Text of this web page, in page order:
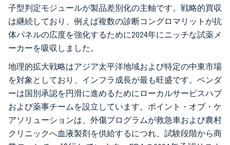
子型判定モジュールが製品差別化の主軸です。戦略的買収
は継続しており、例えば複数の診断コングロマリットが抗
体パネルの広度を強化するために2024年にニッチな試薬メ
ーカーを吸収しました。
地理的拡大戦略はアジア太平洋地域および特定の中東市場
を対象としており、インフラ成長が最も旺盛です。ベンダ
ーは国別承認を円滑に進めるためにローカルサービスハブ
および薬事チームを設立しています。ポイント・オブ・ケ
アソリューションは、外傷プログラムが救急車および農村
クリニックへ血液製剤を供給するにつれ、試験段階から商